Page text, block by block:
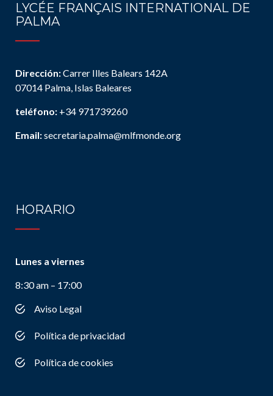
LYCÉE FRANÇAIS INTERNATIONAL DE
PALMA
Dirección:Carrer Illes Balears 142A
07014 Palma, Islas Baleares
teléfono: +34 971739260
Email:secretaria.palma@mlfmonde.org
HORARIO
Lunes a viernes
8:30 am – 17:00
Aviso Legal
Política de privacidad
Política de cookies